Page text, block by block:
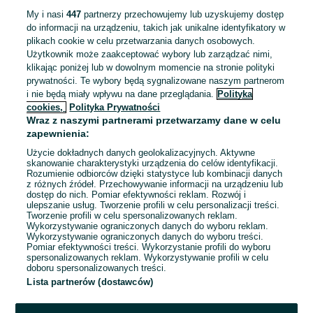
Buty górskie trekkingowe
wyższe LOWA Alpine Expert
GTX 38 półautomaty
750 zł
Nowy Targ
02 sierpnia 2026
38 Niebieski
Pozostałe
Skóra naturalna
Buty trekkingowe podejściowe
Garmont Dragontail LT r. 37.5
390 zł
Nowy Targ
01 sierpnia 2026
37,5
1 2 3
My i nasi447 partnerzy przechowujemy lub uzyskujemy dostęp
do informacji na urządzeniu, takich jak unikalne identyfikatory w
plikach cookie w celu przetwarzania danych osobowych.
Użytkownik może zaakceptować wybory lub zarządzać nimi,
klikając poniżej lub w dowolnym momencie na stronie polityki
prywatności. Te wybory będą sygnalizowane naszym partnerom
i nie będą miały wpływu na dane przeglądania. Polityka
cookies,
Polityka Prywatności
Wraz z naszymi partnerami przetwarzamy dane w celu
zapewnienia:
Użycie dokładnych danych geolokalizacyjnych. Aktywne
skanowanie charakterystyki urządzenia do celów identyfikacji.
Rozumienie odbiorców dzięki statystyce lub kombinacji danych
z różnych źródeł. Przechowywanie informacji na urządzeniu lub
dostęp do nich. Pomiar efektywności reklam. Rozwój i
ulepszanie usług. Tworzenie profili w celu personalizacji treści.
Tworzenie profili w celu spersonalizowanych reklam.
Wykorzystywanie ograniczonych danych do wyboru reklam.
Wykorzystywanie ograniczonych danych do wyboru treści.
Pomiar efektywności treści. Wykorzystanie profili do wyboru
spersonalizowanych reklam. Wykorzystywanie profili w celu
doboru spersonalizowanych treści.
Lista partnerów (dostawców)